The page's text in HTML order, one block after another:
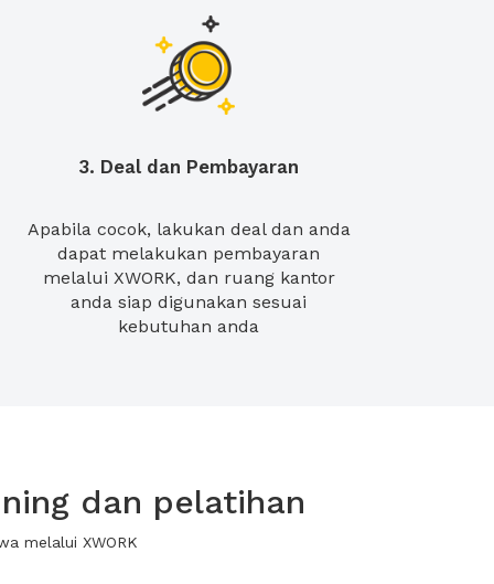
3. Deal dan Pembayaran
Apabila cocok, lakukan deal dan anda
dapat melakukan pembayaran
melalui XWORK, dan ruang kantor
anda siap digunakan sesuai
kebutuhan anda
dan pelatihan
melalui XWORK